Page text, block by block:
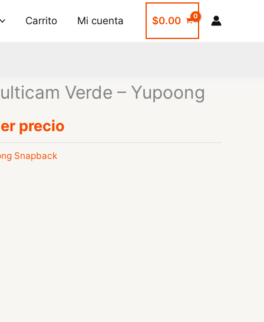
Carrito Mi cuenta $0.00
Verde – Yupoong
precio
Snapback